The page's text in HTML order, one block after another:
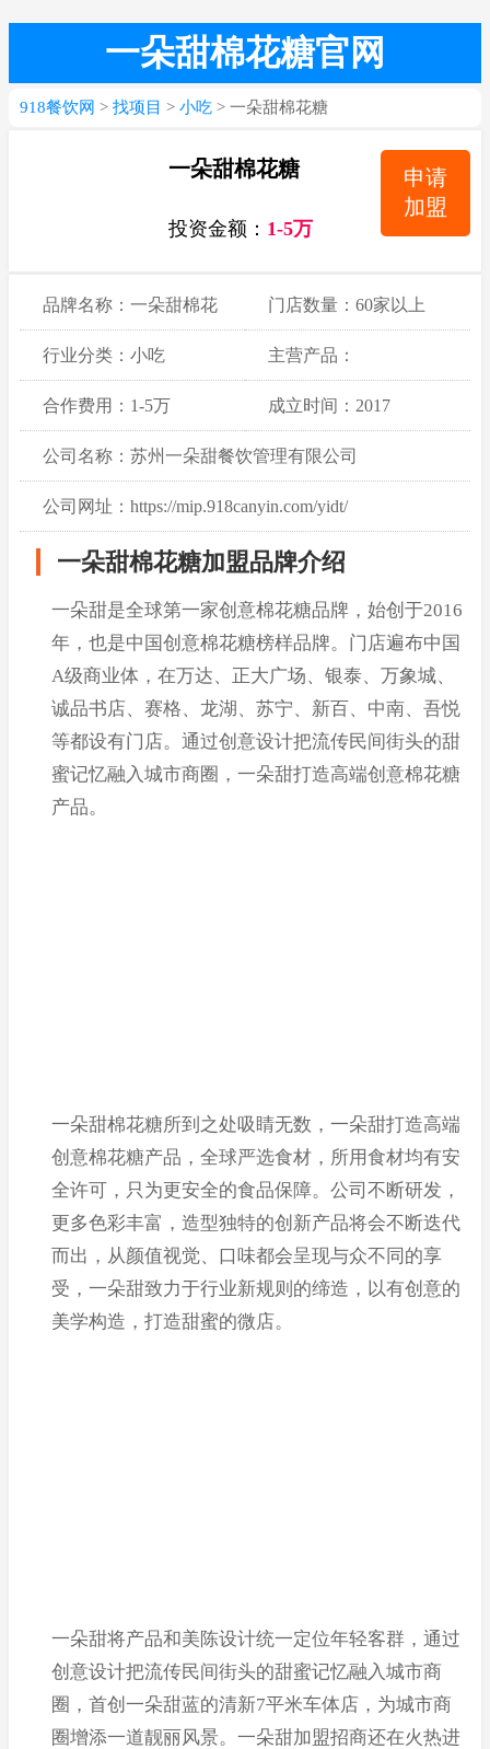
一朵甜棉花糖官网
918餐饮网 > 找项目 > 小吃 > 一朵甜棉花糖
一朵甜棉花糖
投资金额： 1-5万
申请
加盟
品牌名称：一朵甜棉花
糖
门店数量：60家以上
行业分类：小吃 主营产品：
合作费用：1-5万 成立时间：2017
公司名称：苏州一朵甜餐饮管理有限公司
公司网址：https://mip.918canyin.com/yidt/
一朵甜棉花糖加盟品牌介绍
一朵甜是全球第一家创意棉花糖品牌，始创于2016
年，也是中国创意棉花糖榜样品牌。门店遍布中国
A级商业体，在万达、正大广场、银泰、万象城、
诚品书店、赛格、龙湖、苏宁、新百、中南、吾悦
等都设有门店。通过创意设计把流传民间街头的甜
蜜记忆融入城市商圈，一朵甜打造高端创意棉花糖
产品。
一朵甜棉花糖所到之处吸睛无数，一朵甜打造高端
创意棉花糖产品，全球严选食材，所用食材均有安
全许可，只为更安全的食品保障。公司不断研发，
更多色彩丰富，造型独特的创新产品将会不断迭代
而出，从颜值视觉、口味都会呈现与众不同的享
受，一朵甜致力于行业新规则的缔造，以有创意的
美学构造，打造甜蜜的微店。
一朵甜将产品和美陈设计统一定位年轻客群，通过
创意设计把流传民间街头的甜蜜记忆融入城市商
圈，首创一朵甜蓝的清新7平米车体店，为城市商
圈增添一道靓丽风景。一朵甜加盟招商还在火热进